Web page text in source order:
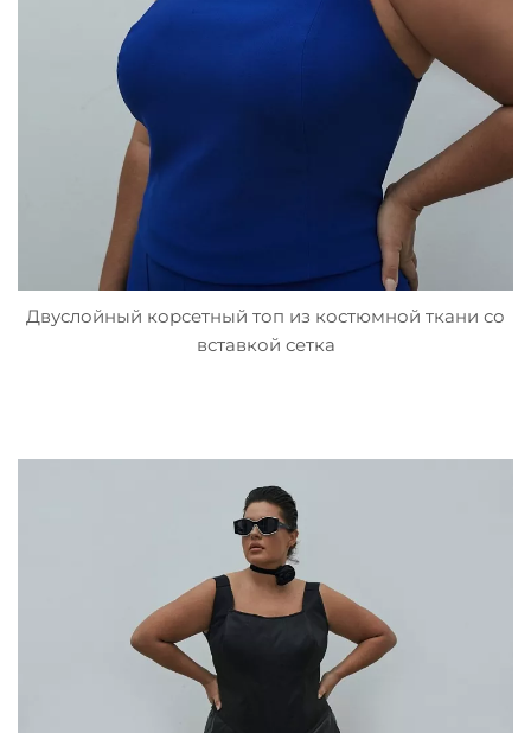
Двуслойный корсетный топ из костюмной ткани со
вставкой сетка